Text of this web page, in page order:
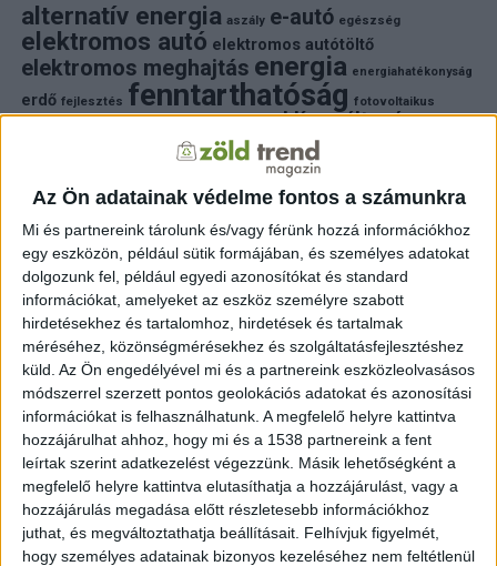
Az Ön adatainak védelme fontos a számunkra
Mi és partnereink tárolunk és/vagy férünk hozzá információkhoz
egy eszközön, például sütik formájában, és személyes adatokat
dolgozunk fel, például egyedi azonosítókat és standard
információkat, amelyeket az eszköz személyre szabott
hirdetésekhez és tartalomhoz, hirdetések és tartalmak
méréséhez, közönségmérésekhez és szolgáltatásfejlesztéshez
küld. Az Ön engedélyével mi és a partnereink eszközleolvasásos
módszerrel szerzett pontos geolokációs adatokat és azonosítási
információkat is felhasználhatunk. A megfelelő helyre kattintva
hozzájárulhat ahhoz, hogy mi és a 1538 partnereink a fent
leírtak szerint adatkezelést végezzünk. Másik lehetőségként a
megfelelő helyre kattintva elutasíthatja a hozzájárulást, vagy a
hozzájárulás megadása előtt részletesebb információkhoz
juthat, és megváltoztathatja beállításait. Felhívjuk figyelmét,
hogy személyes adatainak bizonyos kezeléséhez nem feltétlenül
alternatív energia aszály e-autó egészség
elektromos autó elektromos autótöltő
elektromos meghajtás energia energiahatékonyság
erdő fejlesztés fenntarthatóság fotovoltaikus
földgáz fűtés klímaváltozás
környezet
környezetvédelem környezetvédelmi hírek
közlekedés megújuló energia mezőgazdaság
napelem napelemeknapenergia
naperőmű solar solar energy szelektiv hulladék természet
természetvédelem villamosenergia villanyautó víz
autó zöld energia zöld energiaforrás zöld hirek
állatvédelem áram életmód újrahasznosítás
FRISS HÍREK
ZÖLDINFÓ 13 óra telt el a létrehozás óta
Budapest zöldterületeit a kánikulában is öntözni kell
– a Főkert indokolta a korlátozást
ZÖLDINFÓ 13 óra telt el a létrehozás óta
A hőség miatt korlátozzák az atomerőmű
működését Szlovéniában